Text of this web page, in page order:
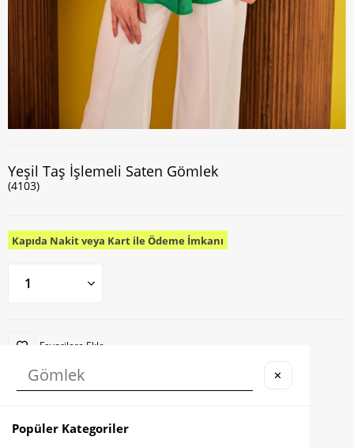
Yeşil Taş İşlemeli Saten Gömlek
(4103)
Kapıda Nakit veya Kart ile Ödeme İmkanı
Favorilere Ekle
Karşılaştır
Gelince Haber Ver
✕
Popüler Kategoriler